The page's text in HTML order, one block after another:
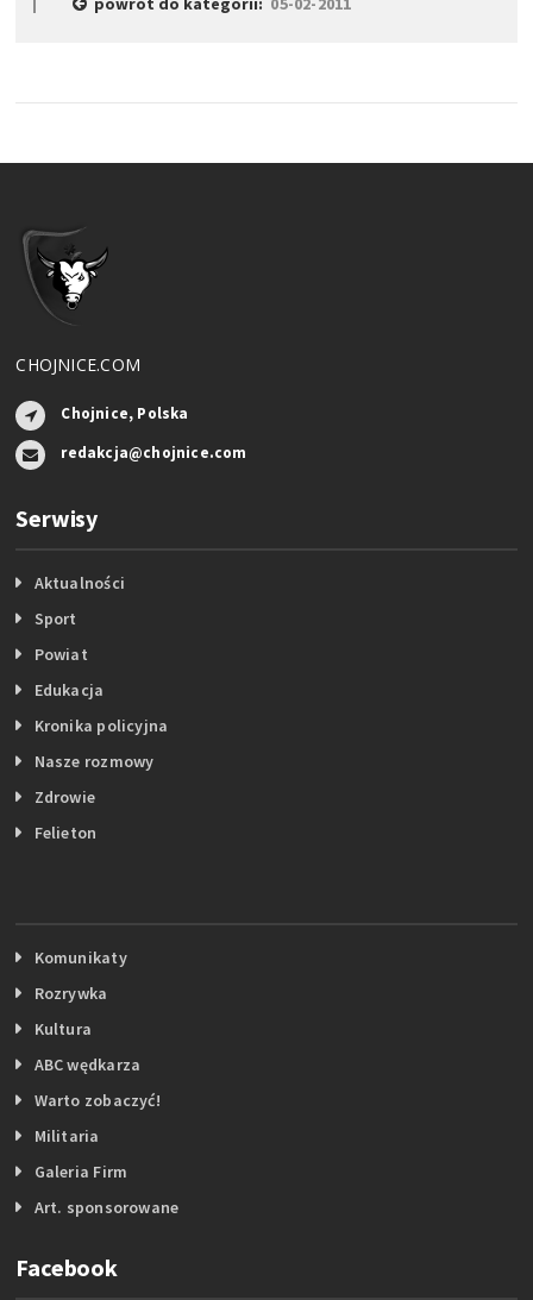
CHOJNICE.COM
Chojnice, Polska
redakcja@chojnice.com
Serwisy
Aktualności
Sport
Powiat
Edukacja
Kronika policyjna
Nasze rozmowy
Zdrowie
Felieton
Komunikaty
Rozrywka
Kultura
ABC wędkarza
Warto zobaczyć!
Militaria
Galeria Firm
Art. sponsorowane
Facebook